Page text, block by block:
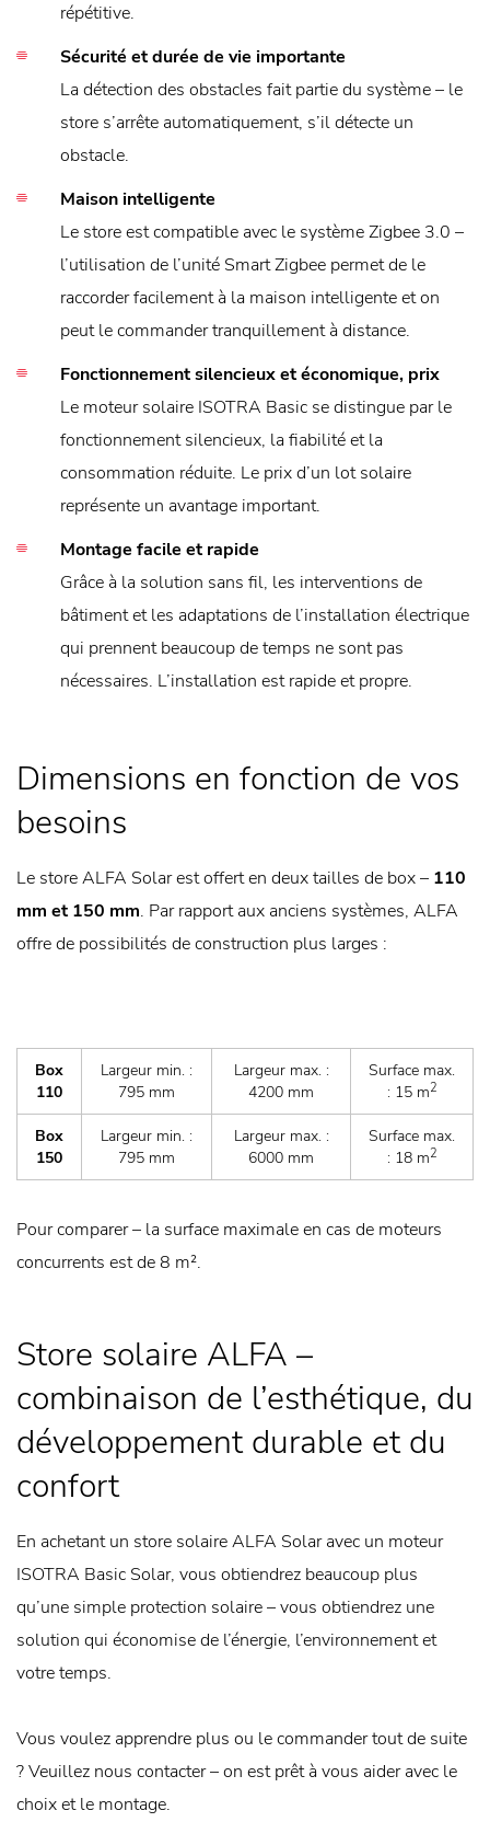
répétitive.
Sécurité et durée de vie importante
La détection des obstacles fait partie du système – le
store s’arrête automatiquement, s’il détecte un
obstacle.
Maison intelligente
Le store est compatible avec le système Zigbee 3.0 –
l’utilisation de l’unité Smart Zigbee permet de le
raccorder facilement à la maison intelligente et on
peut le commander tranquillement à distance.
Fonctionnement silencieux et économique, prix
Le moteur solaire ISOTRA Basic se distingue par le
fonctionnement silencieux, la fiabilité et la
consommation réduite. Le prix d’un lot solaire
représente un avantage important.
Montage facile et rapide
Grâce à la solution sans fil, les interventions de
bâtiment et les adaptations de l’installation électrique
qui prennent beaucoup de temps ne sont pas
nécessaires. L’installation est rapide et propre.
Dimensions en fonction de vos
besoins
Le store ALFA Solar est offert en deux tailles de box – 110
mm et 150 mm. Par rapport aux anciens systèmes, ALFA
offre de possibilités de construction plus larges :
Box
110
Largeur min. :
795 mm
Largeur max. :
4200 mm
Surface max.
: 15 m2
Box
150
Largeur min. :
795 mm
Largeur max. :
6000 mm
Surface max.
: 18 m2
Pour comparer – la surface maximale en cas de moteurs
concurrents est de 8 m².
Store solaire ALFA –
combinaison de l’esthétique, du
développement durable et du
confort
En achetant un store solaire ALFA Solar avec un moteur
ISOTRA Basic Solar, vous obtiendrez beaucoup plus
qu’une simple protection solaire – vous obtiendrez une
solution qui économise de l’énergie, l’environnement et
votre temps.
Vous voulez apprendre plus ou le commander tout de suite
? Veuillez nous contacter – on est prêt à vous aider avec le
choix et le montage.